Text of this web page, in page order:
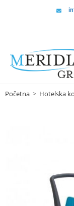
Početna > Hotelska